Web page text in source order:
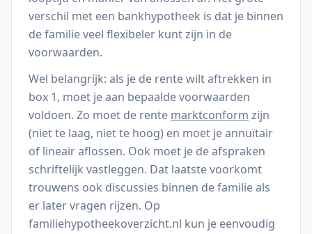
verschil met een bankhypotheek is dat je binnen
de familie veel flexibeler kunt zijn in de
voorwaarden.
Wel belangrijk: als je de rente wilt aftrekken in
box 1, moet je aan bepaalde voorwaarden
voldoen. Zo moet de rente marktconform zijn
(niet te laag, niet te hoog) en moet je annuïtair
of lineair aflossen. Ook moet je de afspraken
schriftelijk vastleggen. Dat laatste voorkomt
trouwens ook discussies binnen de familie als
er later vragen rijzen. Op
familiehypotheekoverzicht.nl kun je eenvoudig